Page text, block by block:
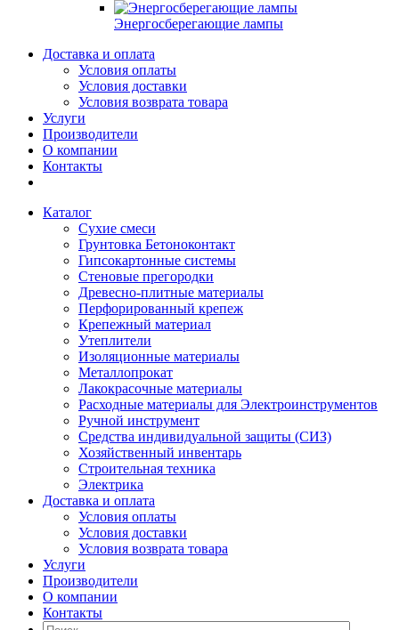
Энергосберегающие лампы
Доставка и оплата
Условия оплаты
Условия доставки
Условия возврата товара
Услуги
Производители
О компании
Контакты
Каталог
Сухие смеси
Грунтовка Бетоноконтакт
Гипсокартонные системы
Стеновые прегородки
Древесно-плитные материалы
Перфорированный крепеж
Крепежный материал
Утеплители
Изоляционные материалы
Металлопрокат
Лакокрасочные материалы
Расходные материалы для Электроинструментов
Ручной инструмент
Средства индивидуальной защиты (СИЗ)
Хозяйственный инвентарь
Строительная техника
Электрика
Доставка и оплата
Условия оплаты
Условия доставки
Условия возврата товара
Услуги
Производители
О компании
Контакты